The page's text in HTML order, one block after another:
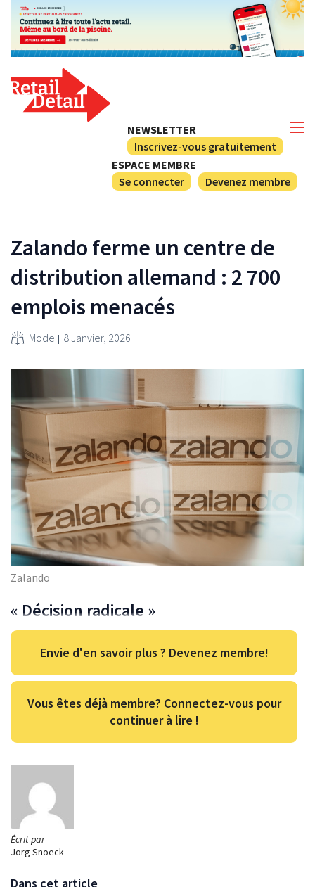
NEWSLETTER
Inscrivez-vous gratuitement
ESPACE MEMBRE
Se connecter
Devenez membre
Écrit par
Jorg Snoeck
Dans cet article
Zalando ferme un centre de
distribution allemand : 2 700
emplois menacés
Mode 8 Janvier, 2026
Zalando
« Décision radicale »
Envie d'en savoir plus ? Devenez membre!
Vous êtes déjà membre? Connectez-vous pour
continuer à lire !